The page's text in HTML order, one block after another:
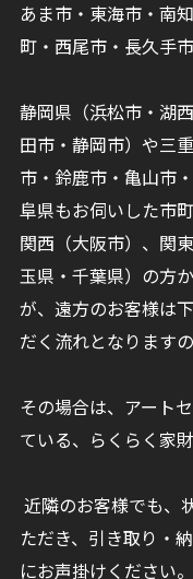
あま市・東海市・南
町・西尾市・長久手
静岡県（浜松市・湖
田市・静岡市）や三
市・鈴鹿市・亀山市
阜県もお伺いした市
関西（大阪市）、関
玉県・千葉県）の方
が、遠方のお客様は
だく流れとなります
その場合は、アート
ている、らくらく家
近隣のお客様でも、
ただき、引き取り・